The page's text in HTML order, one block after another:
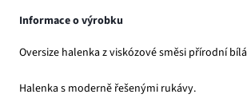
Informace o výrobku
Oversize halenka z viskózové směsi přírodní bílá
Halenka s moderně řešenými rukávy.